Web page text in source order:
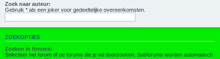
Zoek naar auteur:
Gebruik * als een joker voor gedeeltelijke overeenkomsten.
ZOEKOPTIES
Zoeken in forums:
Selecteer het forum of de forums die je wil doorzoeken. Subforums worden automatisch